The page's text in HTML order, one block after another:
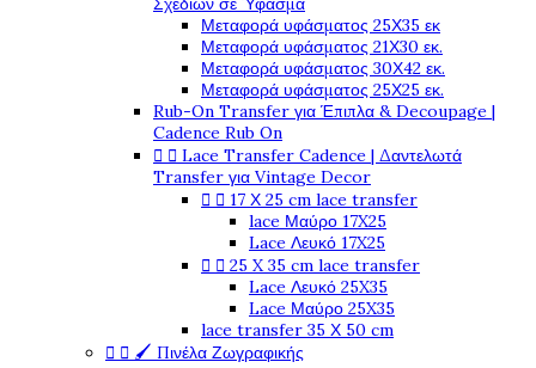
Μεταφορά υφάσματος 25Χ35 εκ
Μεταφορά υφάσματος 21Χ30 εκ.
Μεταφορά υφάσματος 30Χ42 εκ.
Μεταφορά υφάσματος 25Χ25 εκ.
Rub-On Transfer για Έπιπλα & Decoupage |
Cadence Rub On
  Lace Transfer Cadence | Δαντελωτά
Transfer για Vintage Decor
  17 Χ 25 cm lace transfer
lace Μαύρο 17X25
Lace Λευκό 17X25
  25 X 35 cm lace transfer
Lace Λευκό 25X35
Lace Μαύρο 25X35
lace transfer 35 Χ 50 cm
  🖌️ Πινέλα Ζωγραφικής